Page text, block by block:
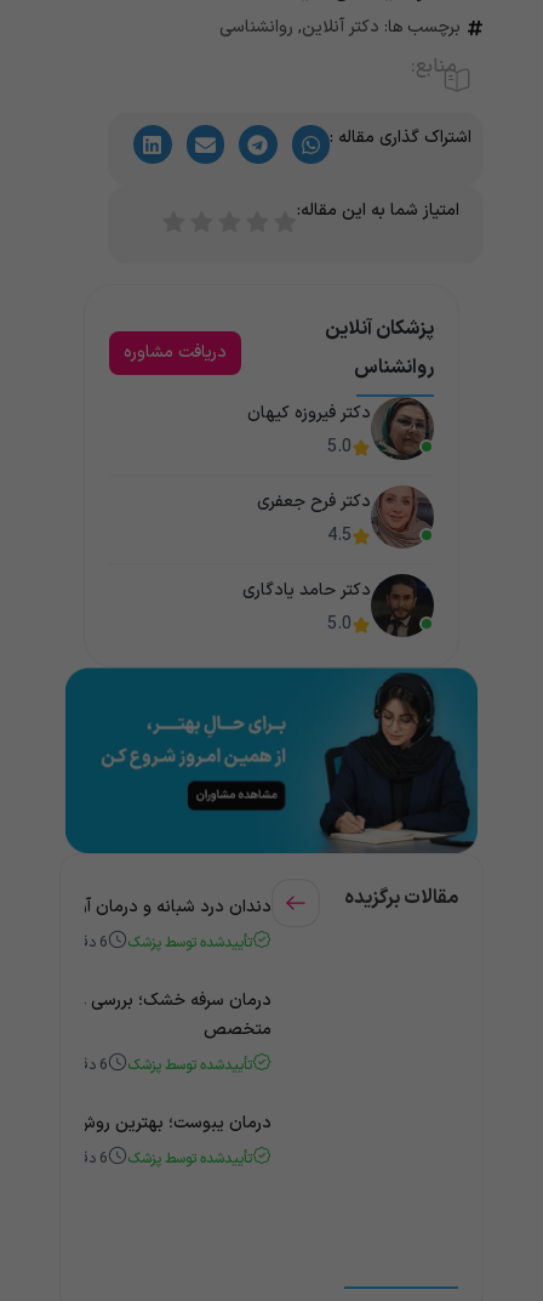
برچسب ها: دکتر آنلاین, روانشناسی
منابع:
اشتراک گذاری مقاله :
امتیاز شما به این مقاله:
پزشکان آنلاین
روانشناس
دریافت مشاوره
دکتر فیروزه کیهان
5.0
دکتر فرح جعفری
4.5
دکتر حامد یادگاری
5.0
مقالات برگزیده دندان درد شبانه و درمان آن +
تأییدشده توسط پزشک 6 دقیقه
درمان سرفه خشک؛ بررسی علت و
متخصص
تأییدشده توسط پزشک 6 دقیقه
درمان یبوست؛ بهترین روش‌های
تأییدشده توسط پزشک 6 دقیقه